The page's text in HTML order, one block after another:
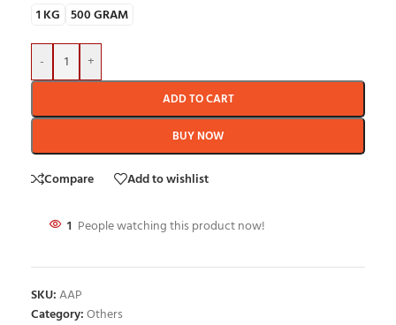
1 KG 500 GRAM
- +
ADD TO CART
BUY NOW
Compare Add to wishlist
1 People watching this product now!
SKU:AAP
Category:Others